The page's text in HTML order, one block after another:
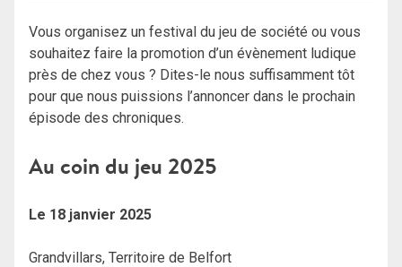
Vous organisez un festival du jeu de société ou vous
souhaitez faire la promotion d’un évènement ludique
près de chez vous ? Dites-le nous suffisamment tôt
pour que nous puissions l’annoncer dans le prochain
épisode des chroniques.
Au coin du jeu 2025
Le 18 janvier 2025
Grandvillars, Territoire de Belfort